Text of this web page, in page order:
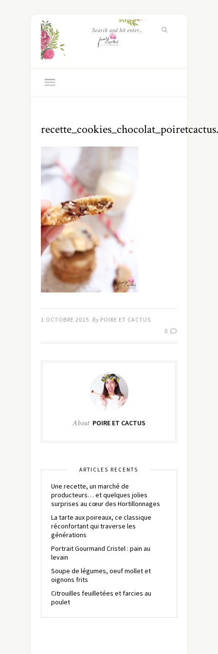
1 OCTOBRE 2015 By POIRE ET CACTUS
0
About POIRE ET CACTUS
ARTICLES RÉCENTS
Une recette, un marché de
producteurs… et quelques jolies
surprises au cœur des Hortillonnages
La tarte aux poireaux, ce classique
réconfortant qui traverse les
générations
Portrait Gourmand Cristel : pain au
levain
Soupe de légumes, oeuf mollet et
oignons frits
Citrouilles feuilletées et farcies au
poulet